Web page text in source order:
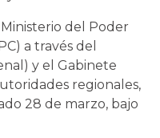
del Poder
a través del
y el Gabinete
regionales,
28 de marzo, bajo